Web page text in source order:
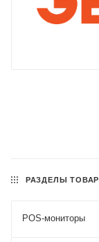
РАЗДЕЛЫ
POS-мониторы